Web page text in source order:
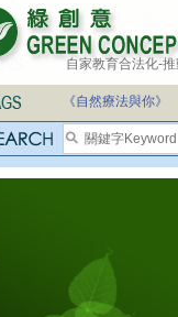
自家教育合法化-
醫療有選擇，人人
《自然療法與你》